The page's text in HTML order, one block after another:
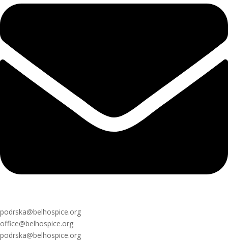
podrska@belhospice.org
office@belhospice.org
podrska@belhospice.org